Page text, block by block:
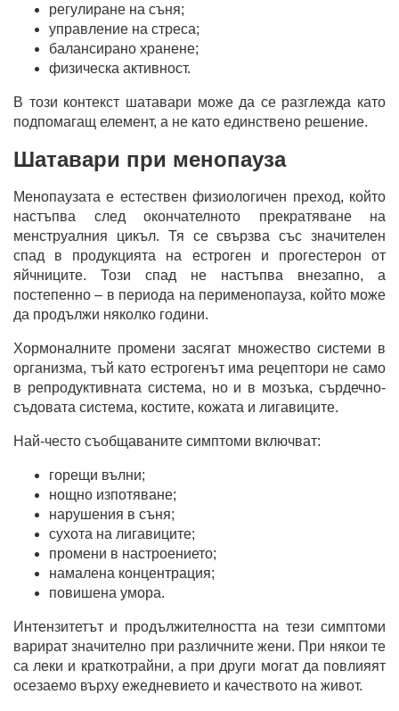
регулиране на съня;
управление на стреса;
балансирано хранене;
физическа активност.
В този контекст шатавари може да се разглежда като
подпомагащ елемент, а не като единствено решение.
Шатавари при менопауза
Менопаузата е естествен физиологичен преход, който
настъпва след окончателното прекратяване на
менструалния цикъл. Тя се свързва със значителен
спад в продукцията на естроген и прогестерон от
яйчниците. Този спад не настъпва внезапно, а
постепенно – в периода на перименопауза, който може
да продължи няколко години.
Хормоналните промени засягат множество системи в
организма, тъй като естрогенът има рецептори не само
в репродуктивната система, но и в мозъка, сърдечно-
съдовата система, костите, кожата и лигавиците.
Най-често съобщаваните симптоми включват:
горещи вълни;
нощно изпотяване;
нарушения в съня;
сухота на лигавиците;
промени в настроението;
намалена концентрация;
повишена умора.
Интензитетът и продължителността на тези симптоми
варират значително при различните жени. При някои те
са леки и краткотрайни, а при други могат да повлияят
осезаемо върху ежедневието и качеството на живот.